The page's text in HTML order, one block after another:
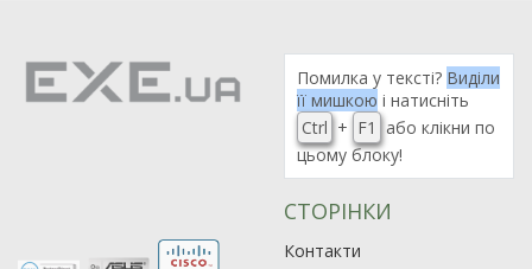
Рейтинг EXE.ua:4.6
974
90
Помилка у тексті? Виділи
її мишкою і натисніть
Ctrl + F1
або клікни по
цьому блоку!
СТОРІНКИ
Контакти